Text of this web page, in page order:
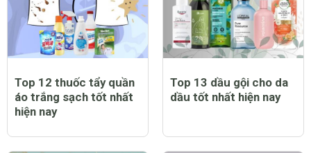
Top 12 thuốc tẩy quần
áo trắng sạch tốt nhất
hiện nay
Top 13 dầu gội cho da
dầu tốt nhất hiện nay